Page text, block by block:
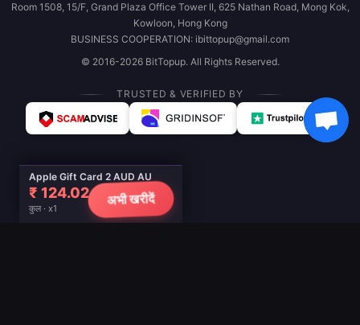
Apple Gift Card 2 AUD AU
₹ 124.02
कुल · x1
अभी खरीदें
Room 1508, 15/F, Grand Plaza Office Tower II, 625 Nathan Road, Mong Kok,
Kowloon, Hong Kong
BUSINESS COOPERATION: ibittopup@gmail.com
© 2016-2026 BitTopup. All Rights Reserved.
TRUSTED & VERIFIED BY